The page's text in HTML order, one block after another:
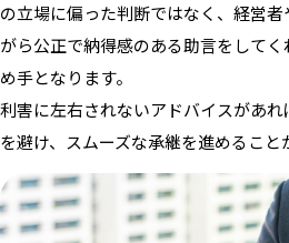
の立場に偏った判断ではなく、経営
がら公正で納得感のある助言をして
め手となります。
利害に左右されないアドバイスがあ
を避け、スムーズな承継を進めること